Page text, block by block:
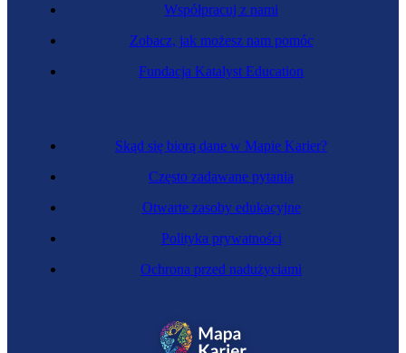
Skąd się biorą dane w Mapie Karier?
Często zadawane pytania
Otwarte zasoby edukacyjne
Polityka prywatności
Ochrona przed nadużyciami
Współpracuj z nami
Zobacz, jak możesz nam pomóc
Fundacja Katalyst Education